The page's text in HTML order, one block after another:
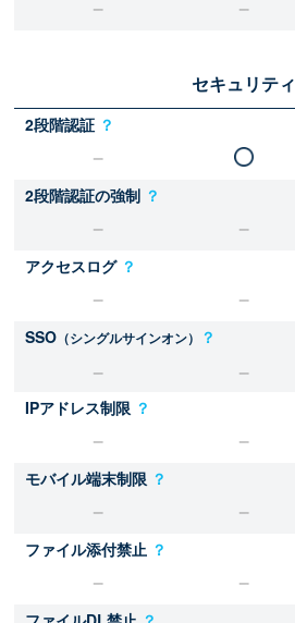
セキュリティ
2段階認証 ？
2段階認証の強制 ？
アクセスログ ？
SSO （シングルサインオン） ？
IPアドレス制限 ？
モバイル端末制限 ？
ファイル添付禁止 ？